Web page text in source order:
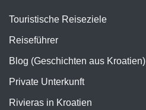
Touristische Reiseziele
Reiseführer
Blog (Geschichten aus Kroatien)
Private Unterkunft
Rivieras in Kroatien